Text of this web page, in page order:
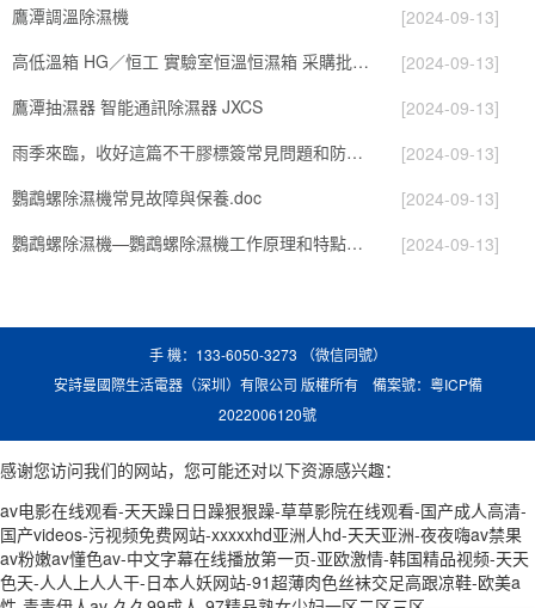
鷹潭調溫除濕機
[2024-09-13]
高低溫箱 HG／恒工 實驗室恒溫恒濕箱 采購批發價格
[2024-09-13]
鷹潭抽濕器 智能通訊除濕器 JXCS
[2024-09-13]
雨季來臨，收好這篇不干膠標簽常見問題和防潮方法
[2024-09-13]
鸚鵡螺除濕機常見故障與保養.doc
[2024-09-13]
鸚鵡螺除濕機—鸚鵡螺除濕機工作原理和特點是什么
[2024-09-13]
手 機：133-6050-3273 （微信同號）
安詩曼國際生活電器（深圳）有限公司 版權所有 備案號： 粵ICP備
2022006120號
感谢您访问我们的网站，您可能还对以下资源感兴趣：
av电影在线观看-天天躁日日躁狠狠躁-草草影院在线观看-国产成人高清-
国产videos-污视频免费网站-xxxxxhd亚洲人hd-天天亚洲-夜夜嗨av禁果
av粉嫩av懂色av-中文字幕在线播放第一页-亚欧激情-韩国精品视频-天天
色天-人人上人人干-日本人妖网站-91超薄肉色丝袜交足高跟凉鞋-欧美a